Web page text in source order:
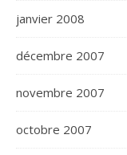
janvier 2008
décembre 2007
novembre 2007
octobre 2007